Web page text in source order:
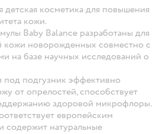
детская косметика для повышения
кожи.
Baby Balance разработаны для
кожи новорожденных совместно с
на базе научных исследований о
подгузник эффективно
от опрелостей, способствует
здоровой микрофлоры.
европейским
содержит натуральные